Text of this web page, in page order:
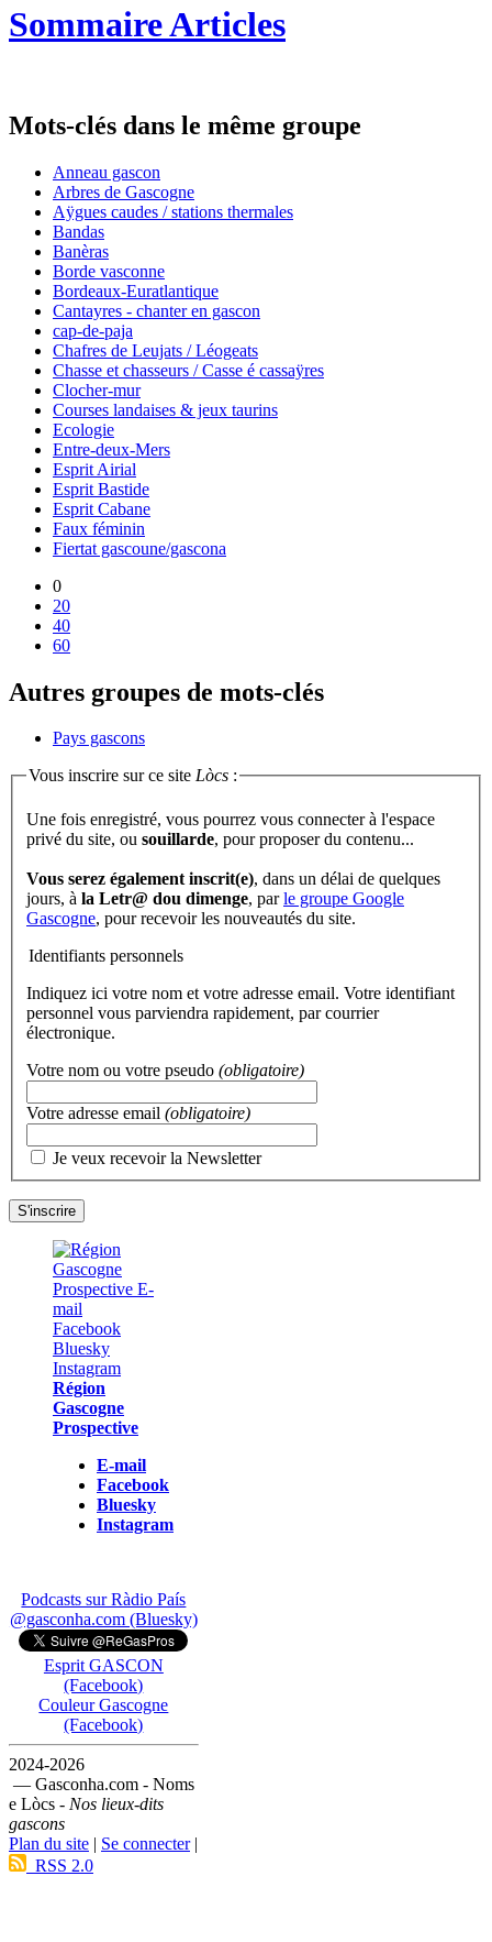
Sommaire Articles
Mots-clés dans le même groupe
Anneau gascon
Arbres de Gascogne
Aÿgues caudes / stations thermales
Bandas
Banèras
Borde vasconne
Bordeaux-Euratlantique
Cantayres - chanter en gascon
cap-de-paja
Chafres de Leujats / Léogeats
Chasse et chasseurs / Casse é cassaÿres
Clocher-mur
Courses landaises & jeux taurins
Ecologie
Entre-deux-Mers
Esprit Airial
Esprit Bastide
Esprit Cabane
Faux féminin
Fiertat gascoune/gascona
0
20
40
60
Autres groupes de mots-clés
Pays gascons
Vous inscrire sur ce site Lòcs :
Une fois enregistré, vous pourrez vous connecter à l'espace
privé du site, ou souillarde , pour proposer du contenu...
Vous serez également inscrit(e), dans un délai de quelques
jours, à la Letr@ dou dimenge, parle groupe Google
Gascogne, pour recevoir les nouveautés du site.
Identifiants personnels
Indiquez ici votre nom et votre adresse email. Votre identifiant
personnel vous parviendra rapidement, par courrier
électronique.
Votre nom ou votre pseudo (obligatoire)
Votre adresse email (obligatoire)
Je veux recevoir la Newsletter
Région
Gascogne
Prospective
E-mail
Facebook
Bluesky
Instagram
Podcasts sur Ràdio País
@gasconha.com (Bluesky)
Esprit GASCON
(Facebook)
Couleur Gascogne
(Facebook)
2024-2026
— Gasconha.com - Noms
e Lòcs - Nos lieux-dits
gascons
Plan du site | Se connecter|
RSS 2.0